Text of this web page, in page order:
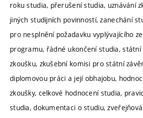
roku studia, přerušení studia, uznávání
jiných studijních povinností, zanechání
pro nesplnění požadavku vyplývajícího
programu, řádné ukončení studia, státní
zkoušku, zkušební komisi pro státní
diplomovou práci a její obhajobu,
zkoušky, celkové hodnocení studia,
studia, dokumentaci o studiu,